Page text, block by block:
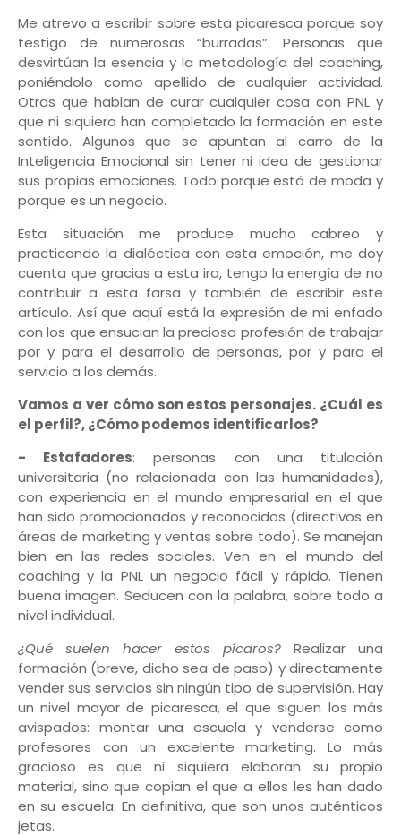
Me atrevo a escribir sobre esta picaresca porque soy
testigo de numerosas “burradas”. Personas que
desvirtúan la esencia y la metodología del coaching,
poniéndolo como apellido de cualquier actividad.
Otras que hablan de curar cualquier cosa con PNL y
que ni siquiera han completado la formación en este
sentido. Algunos que se apuntan al carro de la
Inteligencia Emocional sin tener ni idea de gestionar
sus propias emociones. Todo porque está de moda y
porque es un negocio.
Esta situación me produce mucho cabreo y
practicando la dialéctica con esta emoción, me doy
cuenta que gracias a esta ira, tengo la energía de no
contribuir a esta farsa y también de escribir este
artículo. Así que aquí está la expresión de mi enfado
con los que ensucian la preciosa profesión de trabajar
por y para el desarrollo de personas, por y para el
servicio a los demás.
Vamos a ver cómo son estos personajes. ¿Cuál es
el perfil?, ¿Cómo podemos identificarlos?
- Estafadores: personas con una titulación
universitaria (no relacionada con las humanidades),
con experiencia en el mundo empresarial en el que
han sido promocionados y reconocidos (directivos en
áreas de marketing y ventas sobre todo). Se manejan
bien en las redes sociales. Ven en el mundo del
coaching y la PNL un negocio fácil y rápido. Tienen
buena imagen. Seducen con la palabra, sobre todo a
nivel individual.
¿Qué suelen hacer estos pícaros? Realizar una
formación (breve, dicho sea de paso) y directamente
vender sus servicios sin ningún tipo de supervisión. Hay
un nivel mayor de picaresca, el que siguen los más
avispados: montar una escuela y venderse como
profesores con un excelente marketing. Lo más
gracioso es que ni siquiera elaboran su propio
material, sino que copian el que a ellos les han dado
en su escuela. En definitiva, que son unos auténticos
jetas.